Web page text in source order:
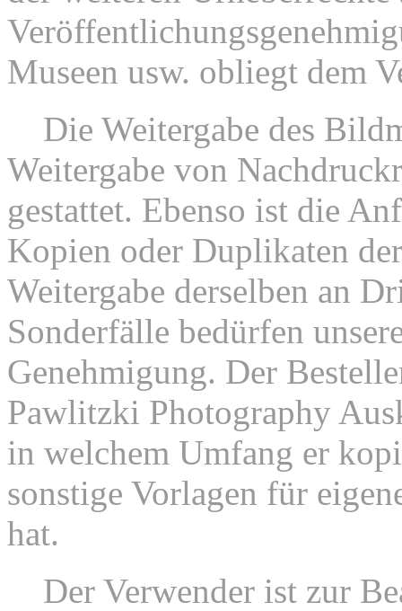
Museen usw. obliegt dem
Die Weitergabe des
Weitergabe von
gestattet. Ebenso ist die
Kopien oder Duplikaten
Weitergabe derselben an
Sonderfälle bedürfen
Genehmigung. Der
Pawlitzki Photography
in welchem Umfang er
sonstige Vorlagen für
hat.
Der Verwender ist zur